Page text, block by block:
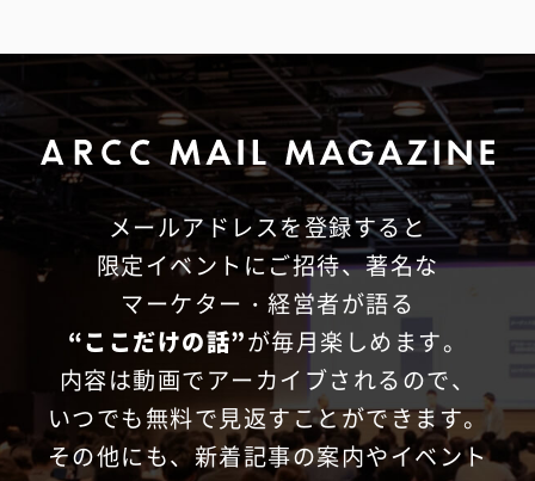
メールアドレスを登録すると
限定イベントにご招待、著名な
マーケター・経営者が語る
“ここだけの話”が毎月楽しめます。
内容は動画でアーカイブされるので、
いつでも無料で見返すことができます。
その他にも、新着記事の案内やイベント